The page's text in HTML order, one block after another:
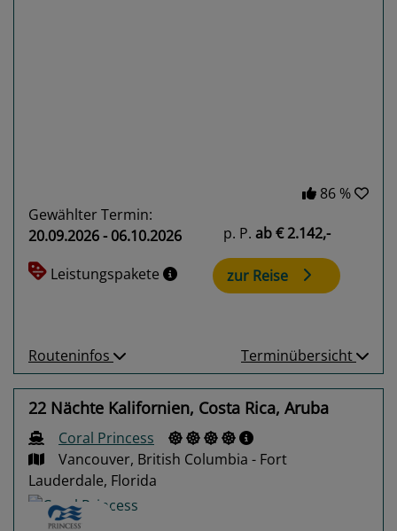
86 %
Gewählter Termin:
20.09.2026 - 06.10.2026
Leistungspakete
p. P. ab€ 2.142,-
zur Reise
Routeninfos Terminübersicht
22 Nächte Kalifornien, Costa Rica, Aruba
Coral Princess
Vancouver, British Columbia - Fort
Lauderdale, Florida